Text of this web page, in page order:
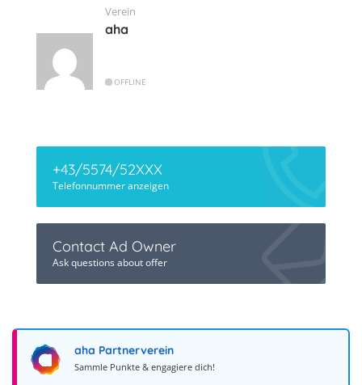
Verein
aha
OFFLINE
+43/5574/52XXX
Telefonnummer anzeigen
Contact Ad Owner
Ask questions about offer
aha Partnerverein
Sammle Punkte & engagiere dich!